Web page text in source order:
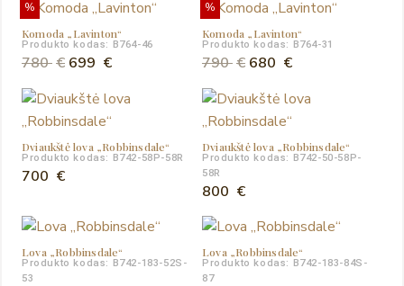
%
Komoda „Lavinton“
Produkto kodas: B764-46
780€ Original
was:
780 €.
699 €Current
is:
%
Komoda „Lavinton“
Produkto kodas: B764-31
790€ Original
was:
790 €.
680 €Current
is:
Dviaukštė lova „Robbinsdale“
Produkto kodas: B742-58P-58R
700 €
Dviaukštė lova „Robbinsdale“
Produkto kodas: B742-50-58P-
58R
800 €
Lova „Robbinsdale“
Produkto kodas: B742-183-52S-
53
Lova „Robbinsdale“
Produkto kodas: B742-183-84S-
87